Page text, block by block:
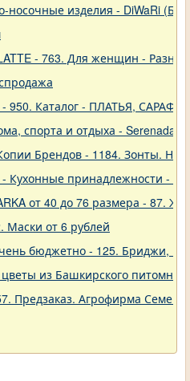
носочные изделия - DiWaRi
- 763. Для женщин - Разное
950. Каталог - ПЛАТЬЯ,
спорта и отдыха - Serenada -
Брендов - 1184. Зонты.
Кухонные принадлежности -
от 40 до 76 размера - 87.
от 6 рублей
бюджетно - 125. Бриджи,
из Башкирского
Предзаказ. Агрофирма